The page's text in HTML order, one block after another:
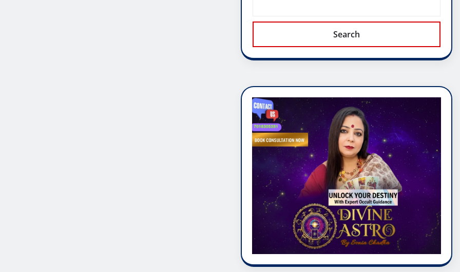
Search